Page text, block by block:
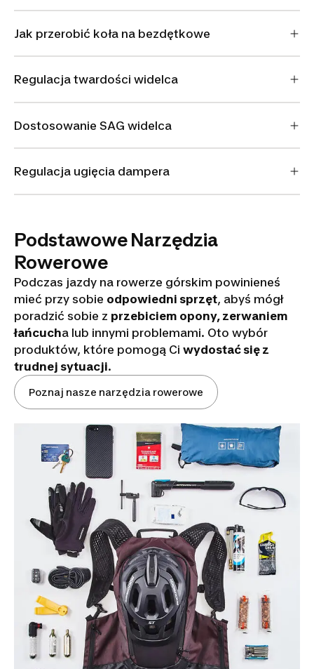
Jak przerobić koła na bezdętkowe
Regulacja twardości widelca
Dostosowanie SAG widelca
Regulacja ugięcia dampera
Podstawowe Narzędzia
Rowerowe
Podczas jazdy na rowerze górskim powinieneś
mieć przy sobie odpowiedni sprzęt, abyś mógł
poradzić sobie z przebiciem opony, zerwaniem
łańcucha lub innymi problemami. Oto wybór
produktów, które pomogą Ci wydostać się z
trudnej sytuacji.
Poznaj nasze narzędzia rowerowe